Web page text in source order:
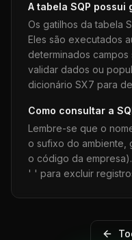
A tabela SQP possui
Os gatilhos da tabela
Eles são executados
determinados
validar dados ou
dicionário SX7 para
Como consultar a
Lembre-se que o
o sufixo do ambiente,
o código da
' ' para excluir